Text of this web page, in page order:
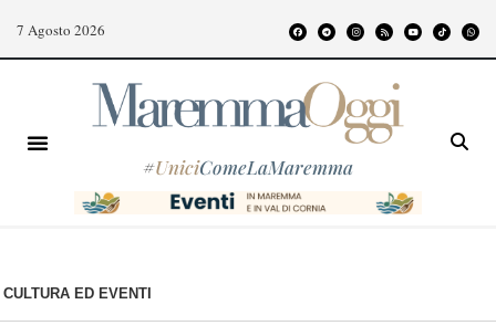
7 Agosto 2026
#UniciComeLaMaremma
CULTURA ED EVENTI